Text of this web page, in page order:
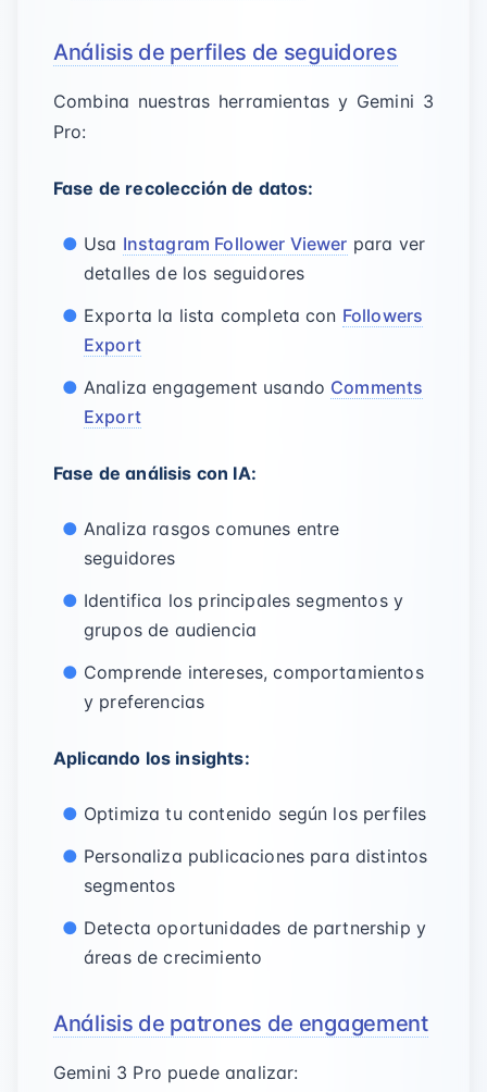
Análisis de perfiles de seguidores
Combina nuestras herramientas y Gemini 3
Pro:
Fase de recolección de datos:
Usa Instagram Follower Viewer para ver
detalles de los seguidores
Exporta la lista completa con Followers
Export
Analiza engagement usando Comments
Export
Fase de análisis con IA:
Analiza rasgos comunes entre
seguidores
Identifica los principales segmentos y
grupos de audiencia
Comprende intereses, comportamientos
y preferencias
Aplicando los insights:
Optimiza tu contenido según los perfiles
Personaliza publicaciones para distintos
segmentos
Detecta oportunidades de partnership y
áreas de crecimiento
Análisis de patrones de engagement
Gemini 3 Pro puede analizar: